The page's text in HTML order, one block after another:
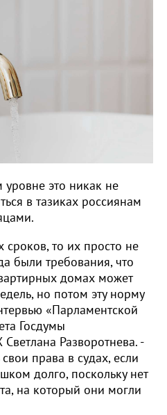
это никак не
в тазиках россиянам
сроков, то их просто не
были требования, что
домах может
но потом эту норму
«Парламентской
Госдумы
Разворотнева. -
права в судах, если
долго, поскольку нет
на который они могли